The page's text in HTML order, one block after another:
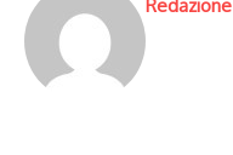
Redazione